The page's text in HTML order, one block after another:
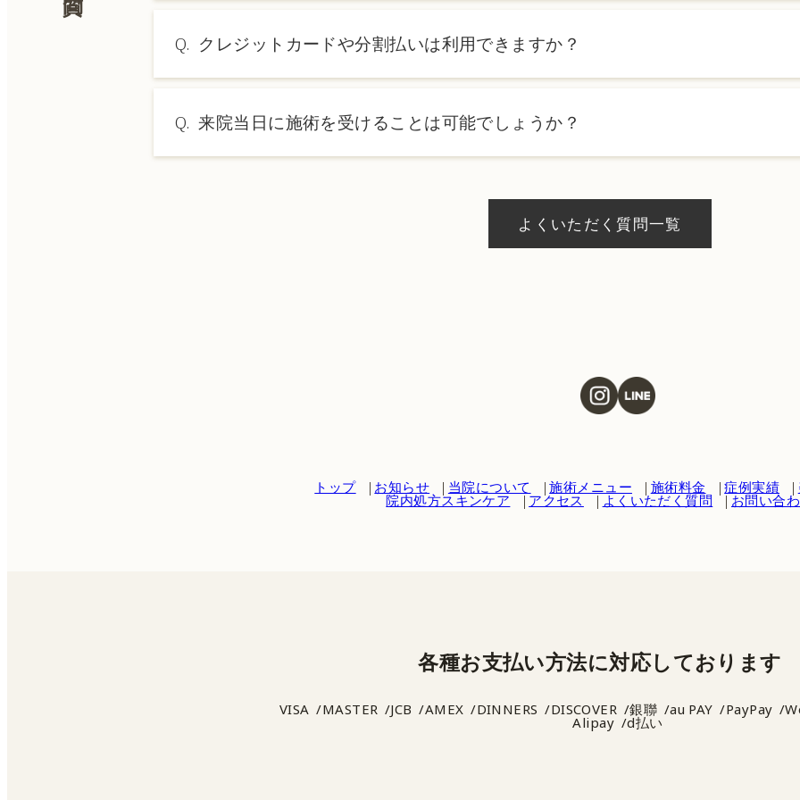
→ 料金表ページへ
Q. クレジットカードや分割払いは利用できますか？
Q. 来院当日に施術を受けることは可能でしょうか？
よくいただく質問一覧
トップ お知らせ 当院について 施術メニュー 施術料金 症例実績
院内処方スキンケア アクセス よくいただく質問 お問い合
各種お支払い方法に対応しております
VISA MASTER JCB AMEX DINNERS DISCOVER 銀聯 au PAY PayPay
Alipay d払い